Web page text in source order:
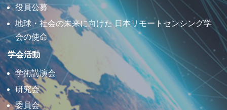
役員公募
地球・社会の未来に向けた 日本リモートセンシング学
会の使命
学会活動
学術講演会
研究会
委員会